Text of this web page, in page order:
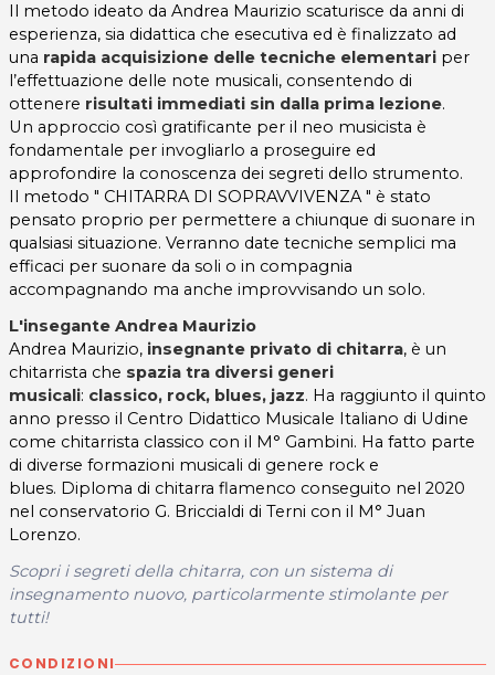
Il metodo ideato da Andrea Maurizio scaturisce da anni di
esperienza, sia didattica che esecutiva ed è finalizzato ad
una rapida acquisizione delle tecniche elementari per
l’effettuazione delle note musicali, consentendo di
ottenere risultati immediati sin dalla prima lezione.
Un approccio così gratificante per il neo musicista è
fondamentale per invogliarlo a proseguire ed
approfondire la conoscenza dei segreti dello strumento.
Il metodo " CHITARRA DI SOPRAVVIVENZA " è stato
pensato proprio per permettere a chiunque di suonare in
qualsiasi situazione. Verranno date tecniche semplici ma
efficaci per suonare da soli o in compagnia
accompagnando ma anche improvvisando un solo.
L'insegante Andrea Maurizio
Andrea Maurizio, insegnante privato di chitarra, è un
chitarrista che spazia tra diversi generi
musicali: classico, rock, blues, jazz. Ha raggiunto il quinto
anno presso il Centro Didattico Musicale Italiano di Udine
come chitarrista classico con il M° Gambini. Ha fatto parte
di diverse formazioni musicali di genere rock e
blues. Diploma di chitarra flamenco conseguito nel 2020
nel conservatorio G. Briccialdi di Terni con il M° Juan
Lorenzo.
Scopri i segreti della chitarra, con un sistema di
insegnamento nuovo, particolarmente stimolante per
tutti!
CONDIZIONI